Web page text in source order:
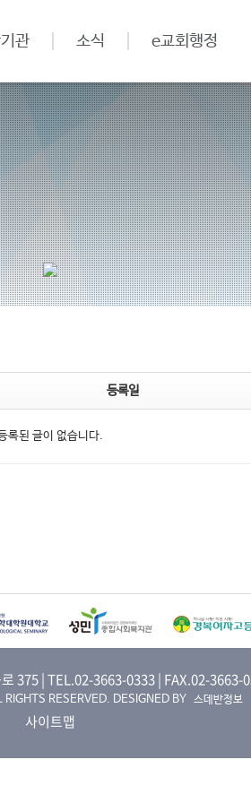
관 소식 e교회행정
등록일
록된 글이 없습니다.
375 | TEL.02-3663-0333 | FAX.02-3663-
RESERVED. DESIGNED BY 스데반정보
사이트맵